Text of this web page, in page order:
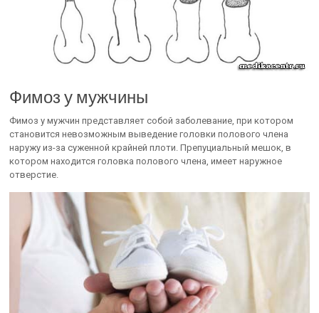
Фимоз у мужчины
Фимоз у мужчин представляет собой заболевание, при котором
становится невозможным выведение головки полового члена
наружу из-за суженной крайней плоти. Препуциальный мешок, в
котором находится головка полового члена, имеет наружное
отверстие.